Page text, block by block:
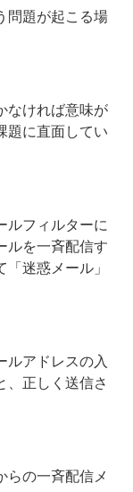
問題が起こる場
なければ意味が
題に直面してい
ルフィルターに
ルを一斉配信す
迷惑メール」
ルアドレスの入
、正しく送信さ
らの一斉配信メ